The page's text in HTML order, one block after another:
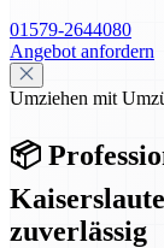
01579-2644080
Angebot anfordern
Umziehen mit
📦
zuverlässig